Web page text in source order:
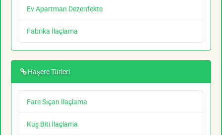
Ev Apartman Dezenfekte
Fabrika İlaçlama
Haşere Türleri
Fare Sıçan İlaçlama
Kuş Biti İlaçlama